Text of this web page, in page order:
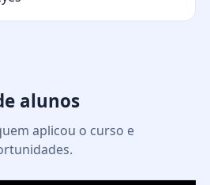
alunos
aplicou o curso e